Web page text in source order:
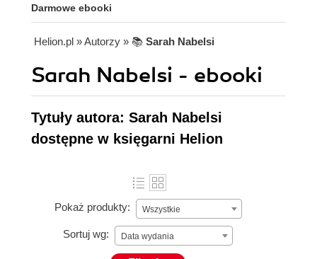
Darmowe ebooki
Helion.pl » Autorzy » 📚 Sarah Nabelsi
Sarah Nabelsi - ebooki
Tytuły autora: Sarah Nabelsi
dostępne w księgarni Helion
Pokaż produkty: Wszystkie
Sortuj wg: Data wydania